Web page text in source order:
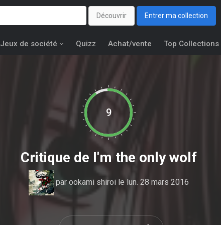
Découvrir Entrer ma collection
Jeux de société Quizz Achat/vente Top Collections
9
Critique de I'm the only wolf
par ookami shiroile lun. 28 mars 2016